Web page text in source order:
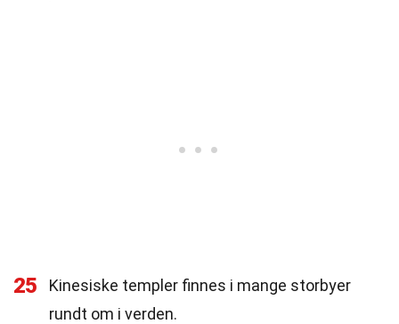
25
Kinesiske templer finnes i mange storbyer
rundt om i verden.